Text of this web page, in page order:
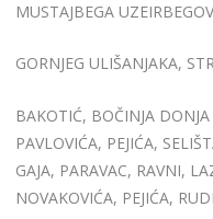
MUSTAJBEGA
GORNJEG ULIŠANJAKA,
BAKOTIĆ, BOČINJA
PAVLOVIĆA, PEJIĆA,
GAJA, PARAVAC, RAVNI,
NOVAKOVIĆA, PEJIĆA,